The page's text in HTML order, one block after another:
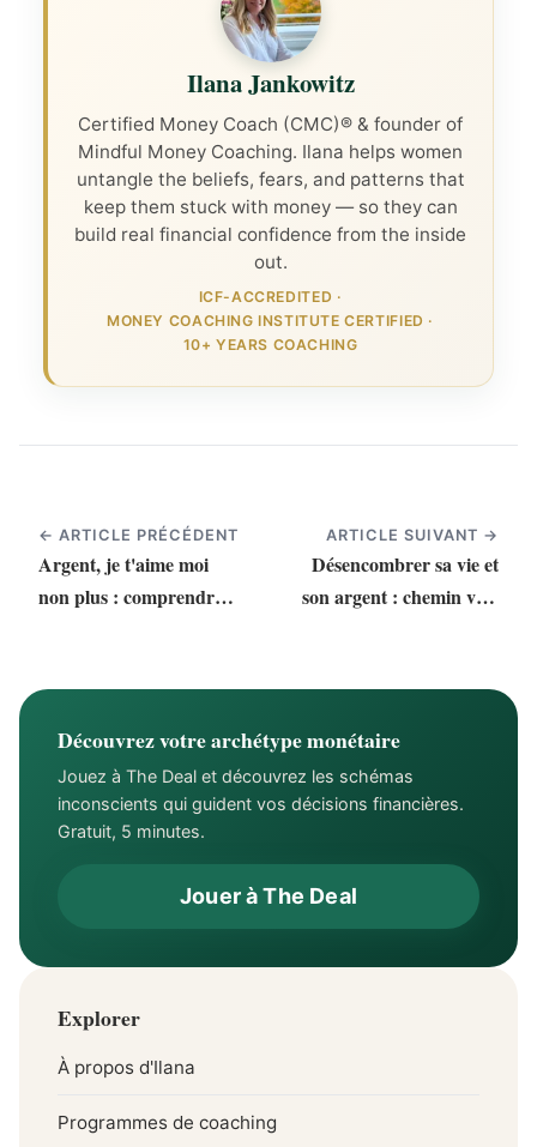
Ilana Jankowitz
Certified Money Coach (CMC)® & founder of
Mindful Money Coaching. Ilana helps women
untangle the beliefs, fears, and patterns that
keep them stuck with money — so they can
build real financial confidence from the inside
out.
ICF-ACCREDITED ·
MONEY COACHING INSTITUTE CERTIFIED ·
10+ YEARS COACHING
← ARTICLE PRÉCÉDENT
Argent, je t'aime moi
non plus : comprendre
ARTICLE SUIVANT →
Désencombrer sa vie et
son argent : chemin vers
Découvrez votre archétype monétaire
Jouez à The Deal et découvrez les schémas
inconscients qui guident vos décisions financières.
Gratuit, 5 minutes.
Jouer à The Deal
Explorer
À propos d'Ilana
Programmes de coaching